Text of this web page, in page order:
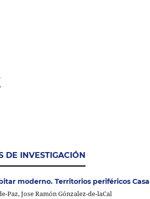
DE INVESTIGACIÓN
moderno. Territorios periféricos Casa
Paz, Jose Ramón Gónzalez-de-laCal